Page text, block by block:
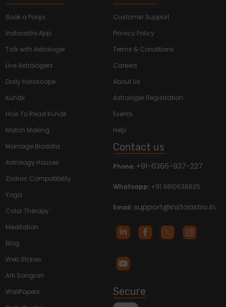
Book a Pooja
Instaastro App
Talk with Astrologer
Live Astrologers
Daily Horoscope
Kundli
How To Read Kundli
Match Making
Marriage Biodata
Astrology Houses
Zodiac Compatibility
Yoga
Color Therapy
Meditation
Blog
Web Stories
Arti Sangrah
WallPapers
Customer Support
Privacy Policy
Terms & Conditions
Careers
About Us
Astrologer Registration
Events
Help
Contact us
Phone: +91-6366-937-227
Whatsapp: +91 9810638625
Email: support@instaastro.in
Secure